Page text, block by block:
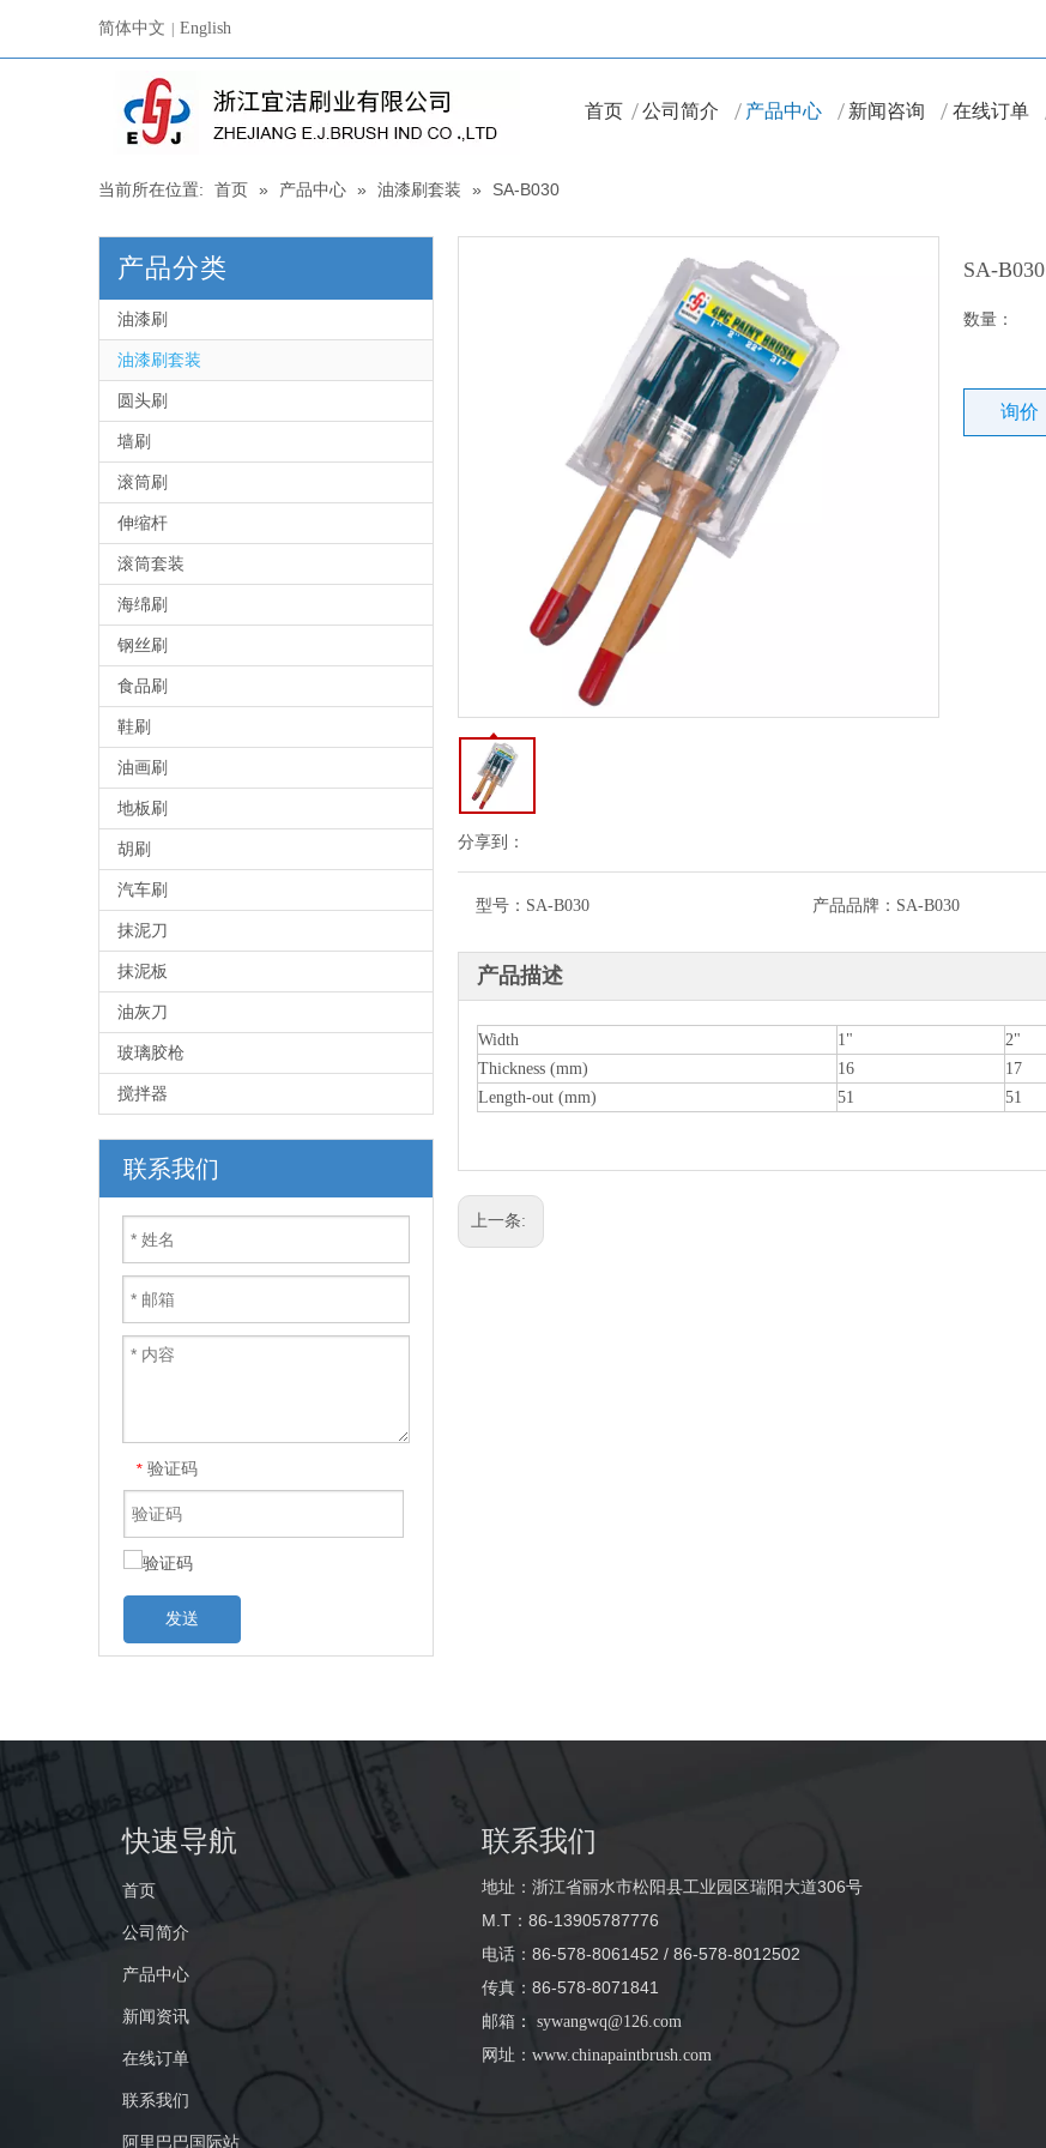
简体中文 | English
首页 公司简介 产品中心 新闻咨询 在线订单
当前所在位置: 首页 » 产品中心 » 油漆刷套装 » SA-B030
产品分类
油漆刷
油漆刷套装
圆头刷
墙刷
滚筒刷
伸缩杆
滚筒套装
海绵刷
钢丝刷
食品刷
鞋刷
油画刷
地板刷
胡刷
汽车刷
抹泥刀
抹泥板
油灰刀
玻璃胶枪
搅拌器
联系我们
* 验证码
发送
分享到：
SA-B030
数量：
询价
型号： SA-B030 产品品牌： SA-B030
产品描述
Width 1" 2"
Thickness (mm)
16 17
Length-out (mm)
51 51
上一条:
快速导航
首页
公司简介
产品中心
新闻资讯
在线订单
联系我们
阿里巴巴国际站
联系我们
地址：浙江省丽水市松阳县工业园区瑞阳大道306号
M.T：86-13905787776
电话：86-578-8061452 / 86-578-8012502
传真：86-578-8071841
邮箱 ： sywangwq@126.com
网址： www.chinapaintbrush.com